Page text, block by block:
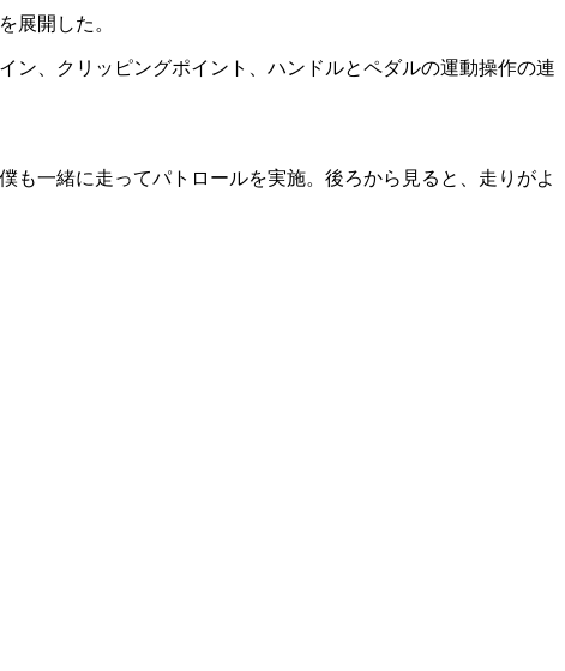
展開した。
ン、クリッピングポイント、ハンドルとペダルの運動操作の連
一緒に走ってパトロールを実施。後ろから見ると、走りがよ